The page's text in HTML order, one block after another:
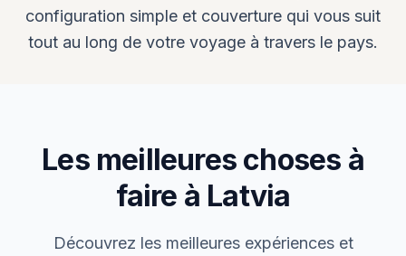
configuration simple et couverture qui vous suit
tout au long de votre voyage à travers le pays.
Les meilleures choses à
faire à Latvia
Découvrez les meilleures expériences et